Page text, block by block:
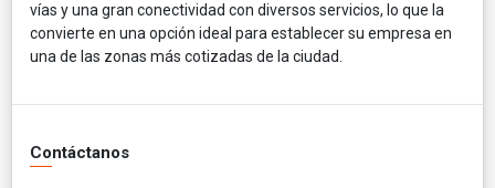
vías y una gran conectividad con diversos servicios, lo que la
convierte en una opción ideal para establecer su empresa en
una de las zonas más cotizadas de la ciudad.
Contáctanos